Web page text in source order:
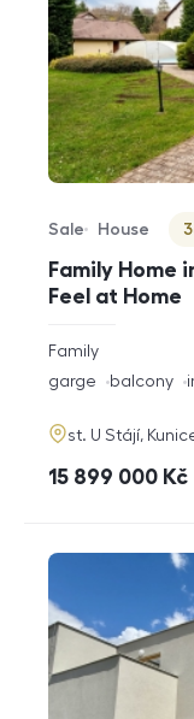
Family Home
Feel at Home
Offer type
Sale
Property type
House
Virtuální prohlídka
rozměry
disposition
Family
funkce
garge balcony
adresa
st. U Stájí,
cena
15 899 000 Kč